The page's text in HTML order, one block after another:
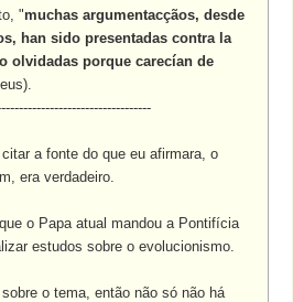
"muchas argumentacçãos, desde
han sido presentadas contra la
olvidadas porque carecían de
a fonte do que eu afirmara, o
era verdadeiro.
o Papa atual mandou a Pontifícia
estudos sobre o evolucionismo.
o tema, então não só não há